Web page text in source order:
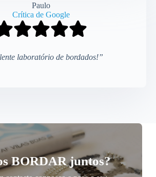
Paulo
Crítica de Google
laboratório de bordados!”
BORDAR juntos?